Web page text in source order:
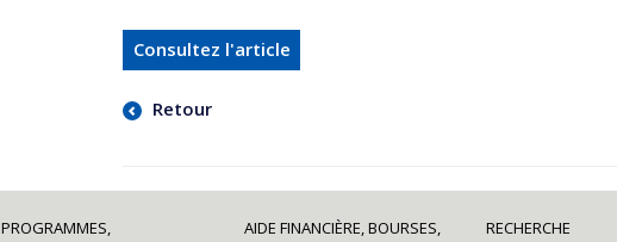
Consultez l'article
Retour
PROGRAMMES,
AIDE FINANCIÈRE, BOURSES,
RECHERCHE